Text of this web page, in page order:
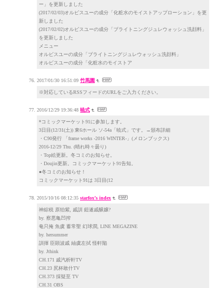
ー」を更新しました
(2017/02/03)オルビスユーの成分「化粧水のモイストアップローション」を更
新しました
(2017/02/02)オルビスユーの成分「ブライトニングジュレウォッシュ洗顔料」
を更新しました
メニュー
オルビスユーの成分「ブライトニングジュレウォッシュ洗顔料」
オルビスユーの成分「化粧水のモイストア
2017/01/30 16:51:09 竹馬園
※対応しているRSSフィードのURLをご入力ください。
2016/12/29 19:36:48 暁式
*コミックマーケット91に参加します。
3日目(12/31(土)) 東6ホール ソ-54a「暁式」です。→頒布詳細
・C90発行 「frame works -2016 WINTER-」(メロンブックス)
2016-12/29 Thu. (晴れ時々曇り)
・Top絵更新。冬コミのお知らせ。
・Doujin更新。コミックマーケット91告知。
●冬コミのお知らせ！
コミックマーケット91は 3日目(12
2015/10/16 08:12:35 starfox’s index
神綜税 原狛紫, 戚訓 鎧遂戚醸嬢?
by. 察悪亀凹搾
奄只掩 魚虞 蓄常聖 幻球澗, LINE MEGAZINE
by. hersummer
訓揮 臣顕波戚 紬虞左拭 怪軒陥
by. Jthink
CH.171 戚汽析軒TV
CH.23 尻杯敢什TV
CH.373 採疑至 TV
CH.31 OBS